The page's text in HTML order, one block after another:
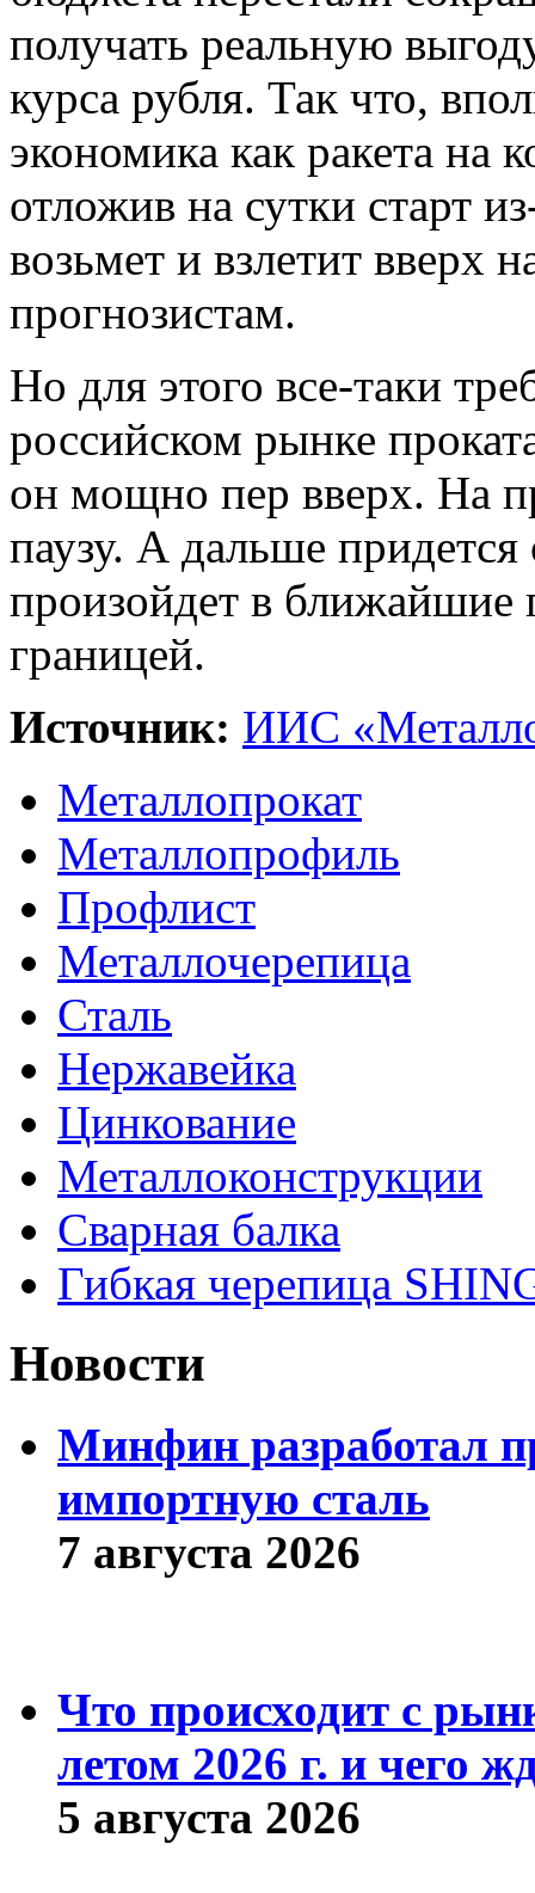
получать реальную
курса рубля. Так что,
экономика как ракета на
отложив на сутки старт
возьмет и взлетит вверх
прогнозистам.
Но для этого все-таки
российском рынке
он мощно пер вверх. На
паузу. А дальше придется
произойдет в ближайшие
границей.
Источник: ИИС
Металлопрокат
Металлопрофиль
Профлист
Металлочерепица
Сталь
Нержавейка
Цинкование
Металлоконструкции
Сварная балка
Гибкая черепица
Новости
Минфин разработал
импортную сталь
7 августа 2026
Что происходит с
летом 2026 г. и чего
5 августа 2026